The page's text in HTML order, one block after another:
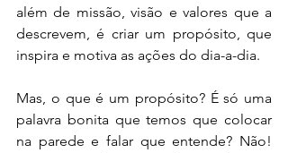
além de missão, visão e valores que a
descrevem, é criar um propósito, que
inspira e motiva as ações do dia-a-dia.
Mas, o que é um propósito? É só uma
palavra bonita que temos que colocar
na parede e falar que entende? Não!